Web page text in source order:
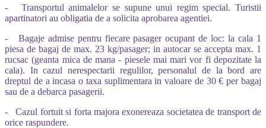
- Transportul animalelor se supune unui regim special. Turistii
apartinatori au obligatia de a solicita aprobarea agentiei.
- Bagaje admise pentru fiecare pasager ocupant de loc: la cala 1
piesa de bagaj de max. 23 kg/pasager; in autocar se accepta max. 1
rucsac (geanta mica de mana - piesele mai mari vor fi depozitate la
cala). In cazul nerespectarii regulilor, personalul de la bord are
dreptul de a incasa o taxa suplimentara in valoare de 30 € per bagaj
sau de a debarca pasagerii.
- Cazul fortuit si forta majora exonereaza societatea de transport de
orice raspundere.